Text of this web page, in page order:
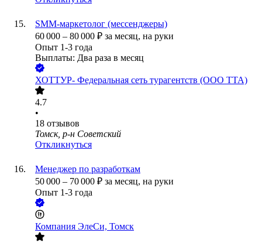
SMM-маркетолог (месcенджеры)
60 000 – 80 000 ₽ за месяц, на руки
Опыт 1-3 года
Выплаты: Два раза в месяц
ХОТТУР- Федеральная сеть турагентств (ООО ТТА)
4.7
•
18 отзывов
Томск, р-н Советский
Откликнуться
Менеджер по разработкам
50 000 – 70 000 ₽ за месяц, на руки
Опыт 1-3 года
Компания ЭлеСи, Томск